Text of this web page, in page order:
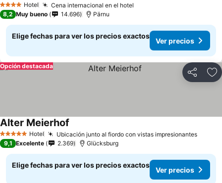
4 EstrellasHotel Cena internacional en el hotel
8,2 Muy bueno 14.696 Pärnu
Elige fechas para ver los precios exactos
Ver precios
Compartir
Opción destacada
5 Estrellas Hotel Ubicación junto al fiordo con vistas impresionantes
Alter Meierhof
9,1 Excelente 2.369 Glücksburg
Elige fechas para ver los precios exactos
Ver precios